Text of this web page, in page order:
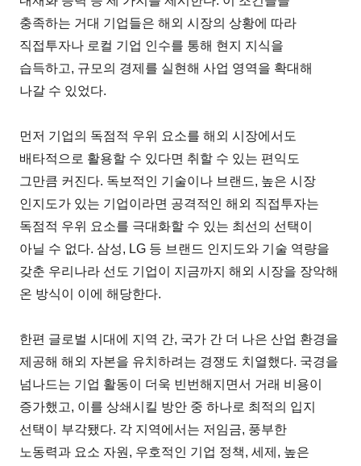
충족하는 거대 기업들은 해외 시장의 상황에 따라
직접투자나 로컬 기업 인수를 통해 현지 지식을
습득하고, 규모의 경제를 실현해 사업 영역을 확대해
나갈 수 있었다.
먼저 기업의 독점적 우위 요소를 해외 시장에서도
배타적으로 활용할 수 있다면 취할 수 있는 편익도
그만큼 커진다. 독보적인 기술이나 브랜드, 높은 시장
인지도가 있는 기업이라면 공격적인 해외 직접투자는
독점적 우위 요소를 극대화할 수 있는 최선의 선택이
아닐 수 없다. 삼성, LG 등 브랜드 인지도와 기술 역량을
갖춘 우리나라 선도 기업이 지금까지 해외 시장을 장악해
온 방식이 이에 해당한다.
한편 글로벌 시대에 지역 간, 국가 간 더 나은 산업 환경을
제공해 해외 자본을 유치하려는 경쟁도 치열했다. 국경을
넘나드는 기업 활동이 더욱 빈번해지면서 거래 비용이
증가했고, 이를 상쇄시킬 방안 중 하나로 최적의 입지
선택이 부각됐다. 각 지역에서는 저임금, 풍부한
노동력과 요소 자원, 우호적인 기업 정책, 세제, 높은